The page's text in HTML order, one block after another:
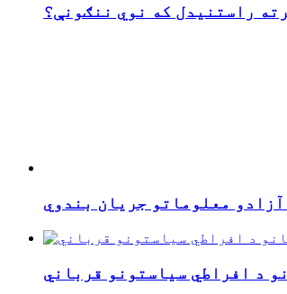
راستنیدل که نوي ننګونې؟
معلوماتو جریان بندوي
د افراطي سیاستونو قرباني